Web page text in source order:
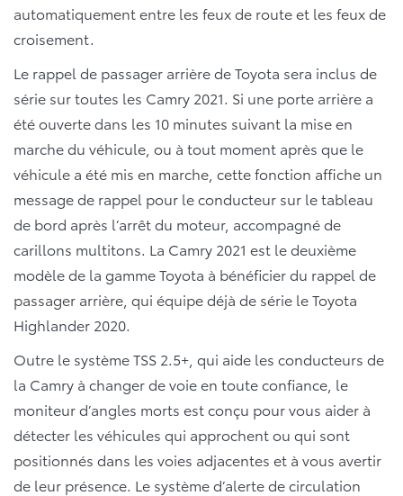
automatiquement entre les feux de route et les feux de
croisement.
Le rappel de passager arrière de Toyota sera inclus de
série sur toutes les Camry 2021. Si une porte arrière a
été ouverte dans les 10 minutes suivant la mise en
marche du véhicule, ou à tout moment après que le
véhicule a été mis en marche, cette fonction affiche un
message de rappel pour le conducteur sur le tableau
de bord après l’arrêt du moteur, accompagné de
carillons multitons. La Camry 2021 est le deuxième
modèle de la gamme Toyota à bénéficier du rappel de
passager arrière, qui équipe déjà de série le Toyota
Highlander 2020.
Outre le système TSS 2.5+, qui aide les conducteurs de
la Camry à changer de voie en toute confiance, le
moniteur d’angles morts est conçu pour vous aider à
détecter les véhicules qui approchent ou qui sont
positionnés dans les voies adjacentes et à vous avertir
de leur présence. Le système d’alerte de circulation